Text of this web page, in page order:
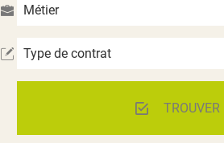
Métier
Type de contrat
TROUVER